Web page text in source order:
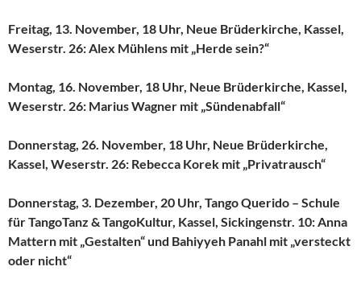
Freitag, 13. November, 18 Uhr, Neue Brüderkirche, Kassel,
Weserstr. 26: Alex Mühlens mit „Herde sein?“
Montag, 16. November, 18 Uhr, Neue Brüderkirche, Kassel,
Weserstr. 26: Marius Wagner mit „Sündenabfall“
Donnerstag, 26. November, 18 Uhr, Neue Brüderkirche,
Kassel, Weserstr. 26: Rebecca Korek mit „Privatrausch“
Donnerstag, 3. Dezember, 20 Uhr, Tango Querido – Schule
für TangoTanz & TangoKultur, Kassel, Sickingenstr. 10: Anna
Mattern mit „Gestalten“ und Bahiyyeh Panahl mit „versteckt
oder nicht“